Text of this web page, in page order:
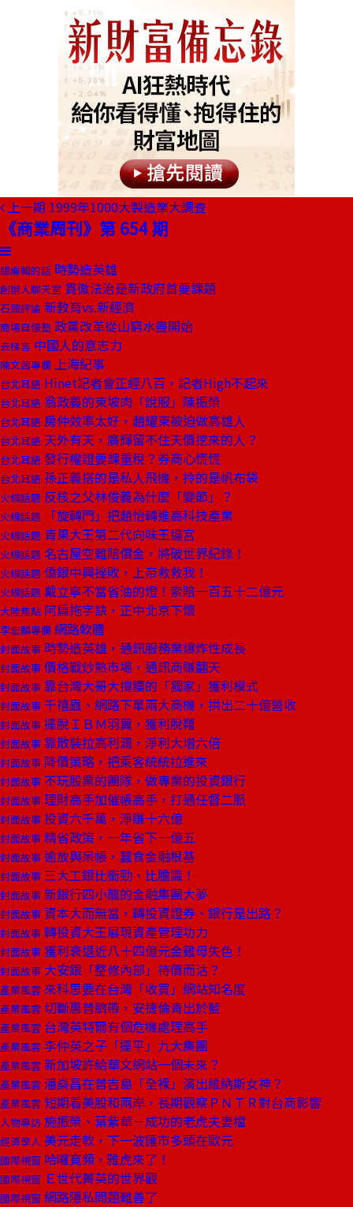
上一期 1999年1000大製造業大調查
《商業周刊》第 654 期
總編輯的話 時勢造英雄
創辦人聊天室 貫徹法治是新政府首要課題
石頭評論 新教育vs.新經濟
商場自慢塾 政黨改革從山窮水盡開始
去梯言 中國人的意志力
陳文茜專欄 上海紀事
台北耳語 Hinet記者會正經八百，記者High不起來
台北耳語 翁政義的東坡肉「說服」陳振榮
台北耳語 房仲效率太好，趙耀東被迫做高雄人
台北耳語 天外有天，廣輝留不住天價挖來的人？
台北耳語 發行權證要課重稅？券商心慌慌
台北耳語 孫正義搭的是私人飛機，拎的是帆布袋
火線話題 反核之父林俊義為什麼「變節」？
火線話題 「旋轉門」把趙怡轉進高科技產業
火線話題 青果大王第二代向味王逼宮
火線話題 名古屋空難賠償金，將破世界紀錄！
火線話題 僑銀中興挫敗，上帝救救我！
火線話題 戴立寧不當省油的燈！索賠一百五十二億元
大陸焦點 阿扁拖字訣，正中北京下懷
李宏麟專欄 網路軟體
封面故事 時勢造英雄，通訊服務業爆炸性成長
封面故事 價格戰炒熱市場，通訊商賺翻天
封面故事 靠台灣大哥大撐腰的「獨家」獲利模式
封面故事 千禧蟲、網路下單兩大商機，拱出二十億營收
封面故事 擺脫ＩＢＭ羽翼，獲利脫韁
封面故事 靠散裝拉高利潤，淨利大增六倍
封面故事 降價策略，把乘客統統拉進來
封面故事 不玩股票的團隊，做專業的投資銀行
封面故事 理財高手加催帳高手，打通任督二脈
封面故事 投資六千萬，淨賺十六億
封面故事 精省政策，一年省下一億五
封面故事 逾放與呆帳，蠶食金融根基
封面故事 三大工銀比衝勁、比膽識！
封面故事 新銀行四小龍的金融集團大夢
封面故事 資本大而無當，轉投資證券、銀行是出路？
封面故事 轉投資大王展現資產管理功力
封面故事 獲利衰退近八十四億元金雞母失色！
封面故事 大安銀「整修內部」待價而沽？
產業風雲 來科思要在台灣「收買」網站知名度
產業風雲 切斷惠普臍帶，安捷倫青出於藍
產業風雲 台灣英特爾有個危機處理高手
產業風雲 李仲英之子「擺平」九大集團
產業風雲 新加坡許給華文網站一個未來？
產業風雲 潘燊昌在普吉島「全裸」演出維納斯女神？
產業風雲 短期看美股和兩岸，長期觀察ＰＮＴＲ對台商影響
人物專訪 施振榮、葉紫華－成功的老虎夫妻檔
經濟學人 美元走軟，下一波匯市多頭在歐元
國際視窗 哈囉寬頻，雅虎來了！
國際視窗 Ｅ世代菁英的世界觀
國際視窗 網路隱私問題難善了